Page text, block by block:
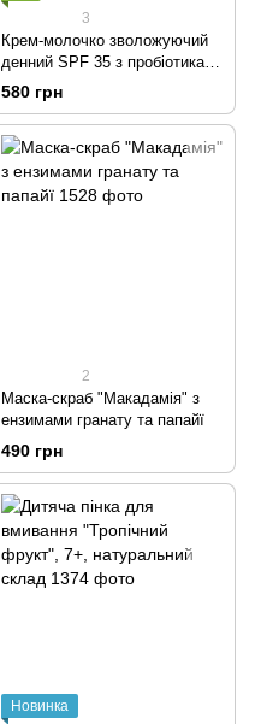
3
Крем-молочко зволожуючий
денний SPF 35 з пробіотиками
(30 мл)
580 грн
2
Маска-скраб "Макадамія" з
ензимами гранату та папайї
490 грн
Новинка